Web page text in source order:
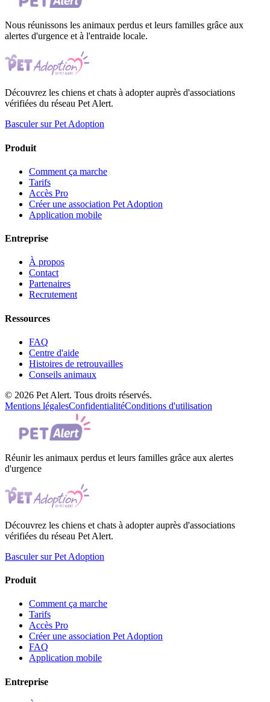
Nous réunissons les animaux perdus et leurs familles grâce aux
alertes d'urgence et à l'entraide locale.
Découvrez les chiens et chats à adopter auprès d'associations
vérifiées du réseau Pet Alert.
Basculer sur Pet Adoption
Produit
Comment ça marche
Tarifs
Accès Pro
Créer une association Pet Adoption
Application mobile
Entreprise
À propos
Contact
Partenaires
Recrutement
Ressources
FAQ
Centre d'aide
Histoires de retrouvailles
Conseils animaux
© 2026 Pet Alert. Tous droits réservés.
Mentions légalesConfidentialitéConditions d'utilisation
Réunir les animaux perdus et leurs familles grâce aux alertes
d'urgence
Découvrez les chiens et chats à adopter auprès d'associations
vérifiées du réseau Pet Alert.
Basculer sur Pet Adoption
Produit
Comment ça marche
Tarifs
Accès Pro
Créer une association Pet Adoption
FAQ
Application mobile
Entreprise